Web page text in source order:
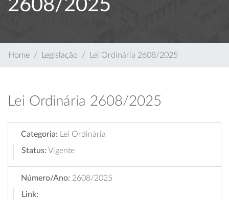
2608/2025
Home Legislação Lei Ordinária 2608/2025
Lei Ordinária 2608/2025
Categoria:
Lei Ordinária
Status: Vigente
Número/Ano: 2608/2025
Link: